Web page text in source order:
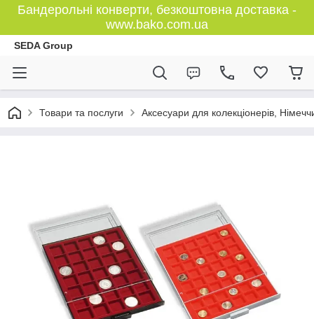
Бандерольні конверти, безкоштовна доставка -
www.bako.com.ua
SEDA Group
Товари та послуги Аксесуари для колекціонерів,